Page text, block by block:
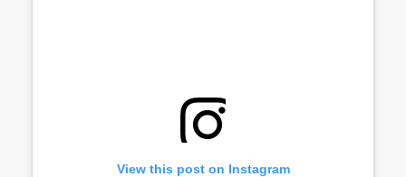
View this post on Instagram